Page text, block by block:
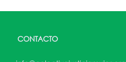
CONTACTO